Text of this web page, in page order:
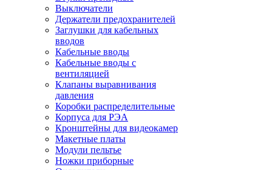
Выключатели
Держатели предохранителей
Заглушки для кабельных
вводов
Кабельные вводы
Кабельные вводы с
вентиляцией
Клапаны выравнивания
давления
Коробки распределительные
Корпуса для РЭА
Кронштейны для видеокамер
Макетные платы
Модули пельтье
Ножки приборные